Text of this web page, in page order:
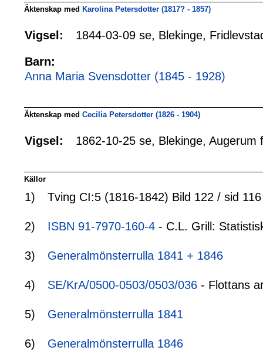
Äktenskap med Karolina Petersdotter (1817? - 1857)
Vigsel: 1844-03-09 se, Blekinge,
Barn:
Anna Maria Svensdotter (1845 - 1928)
Äktenskap med Cecilia Petersdotter (1826 - 1904)
Vigsel: 1862-10-25 se, Blekinge, Augerum
Källor
1) Tving CI:5 (1816-1842) Bild 122 / sid 116
2) ISBN 91-7970-160-4 - C.L. Grill:
3) Generalmönsterrulla 1841 + 1846
4) SE/KrA/0500-0503/0503/036 - Flottans
5) Generalmönsterrulla 1841
6) Generalmönsterrulla 1846